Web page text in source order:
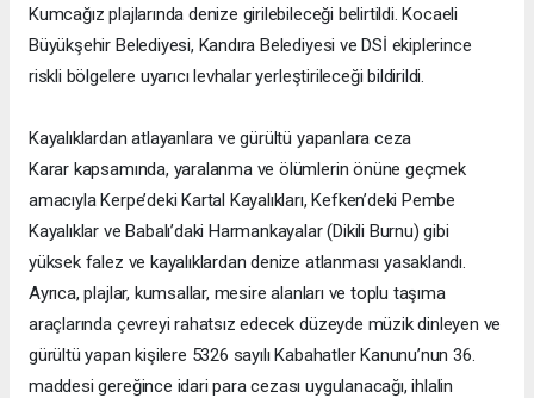
Kumcağız plajlarında denize girilebileceği belirtildi. Kocaeli
Büyükşehir Belediyesi, Kandıra Belediyesi ve DSİ ekiplerince
riskli bölgelere uyarıcı levhalar yerleştirileceği bildirildi.
Kayalıklardan atlayanlara ve gürültü yapanlara ceza
Karar kapsamında, yaralanma ve ölümlerin önüne geçmek
amacıyla Kerpe’deki Kartal Kayalıkları, Kefken’deki Pembe
Kayalıklar ve Babalı’daki Harmankayalar (Dikili Burnu) gibi
yüksek falez ve kayalıklardan denize atlanması yasaklandı.
Ayrıca, plajlar, kumsallar, mesire alanları ve toplu taşıma
araçlarında çevreyi rahatsız edecek düzeyde müzik dinleyen ve
gürültü yapan kişilere 5326 sayılı Kabahatler Kanunu’nun 36.
maddesi gereğince idari para cezası uygulanacağı, ihlalin